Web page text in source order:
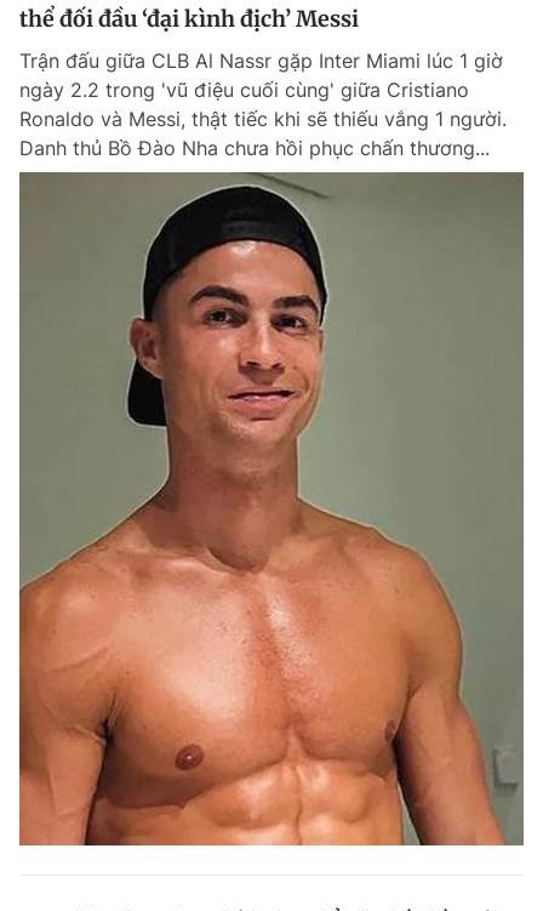
thể đối đầu ‘đại kình địch’ Messi
Trận đấu giữa CLB Al Nassr gặp Inter Miami lúc 1 giờ
ngày 2.2 trong 'vũ điệu cuối cùng' giữa Cristiano
Ronaldo và Messi, thật tiếc khi sẽ thiếu vắng 1 người.
Danh thủ Bồ Đào Nha chưa hồi phục chấn thương...